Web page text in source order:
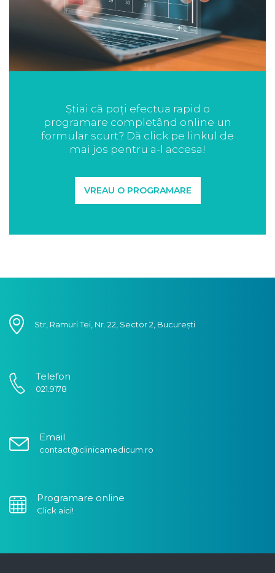
Știai că poți efectua rapid o
programare completând online un
formular scurt? Dă click pe linkul de
mai jos pentru a-l accesa!
VREAU O PROGRAMARE
Str, Ramuri Tei, Nr. 22, Sector 2, București
Telefon
021.9178
Email
contact@clinicamedicum.ro
Programare online
Click aici!